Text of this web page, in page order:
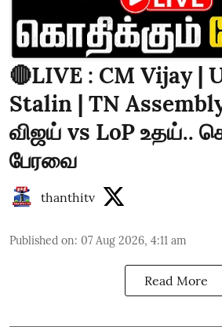
🔴LIVE : CM Vijay |
Stalin | TN
விஜய் vs LoP உதய்..
பேரவை
thanthitv
Published on: 07 Aug 2026, 4:11 am
Read More